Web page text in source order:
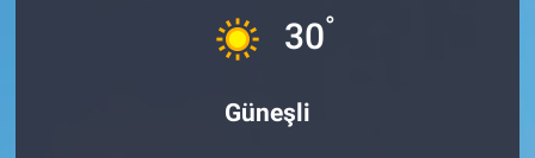
30°
Güneşli